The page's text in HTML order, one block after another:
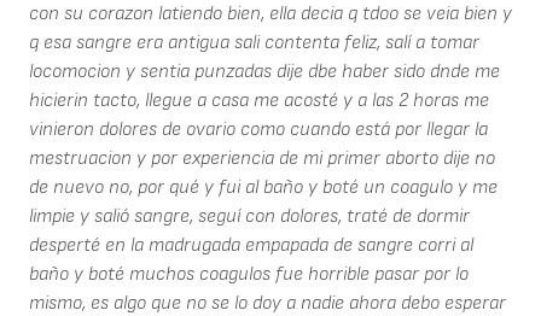
con su corazon latiendo bien, ella decia q tdoo se veia bien y
q esa sangre era antigua sali contenta feliz, salí a tomar
locomocion y sentia punzadas dije dbe haber sido dnde me
hicierin tacto, llegue a casa me acosté y a las 2 horas me
vinieron dolores de ovario como cuando está por llegar la
mestruacion y por experiencia de mi primer aborto dije no
de nuevo no, por qué y fui al baño y boté un coagulo y me
limpie y salió sangre, seguí con dolores, traté de dormir
desperté en la madrugada empapada de sangre corri al
baño y boté muchos coagulos fue horrible pasar por lo
mismo, es algo que no se lo doy a nadie ahora debo esperar